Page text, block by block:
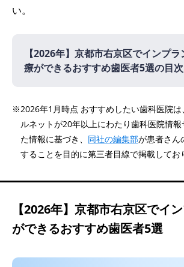
い。
【2026年】 京都市右京区でインプラ
療ができるおすすめ歯医者5選の目次
しもむら歯科医院
川村歯科医院
モリ歯科医院
西院デンタルクリニック
※2026年1月時点 おすすめしたい歯科医院は
ルネットが20年以上にわたり歯科医院情
た情報に基づき、 同社の編集部が患者さん
することを目的に第三者目線で掲載してお
【2026年】 京都市右京区でイ
ができるおすすめ歯医者5選